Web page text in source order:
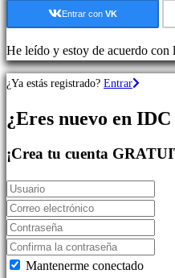
Juegos
de
Estrategia
Juegos
de
Juegos
RPG
Juegos
de
deportes
Shooters
Entrar con VK
He leído y estoy de acuerdo con
¿Ya estás registrado? Entrar
¿Eres nuevo en IDC
¡Crea tu cuenta
Mantenerme conectado